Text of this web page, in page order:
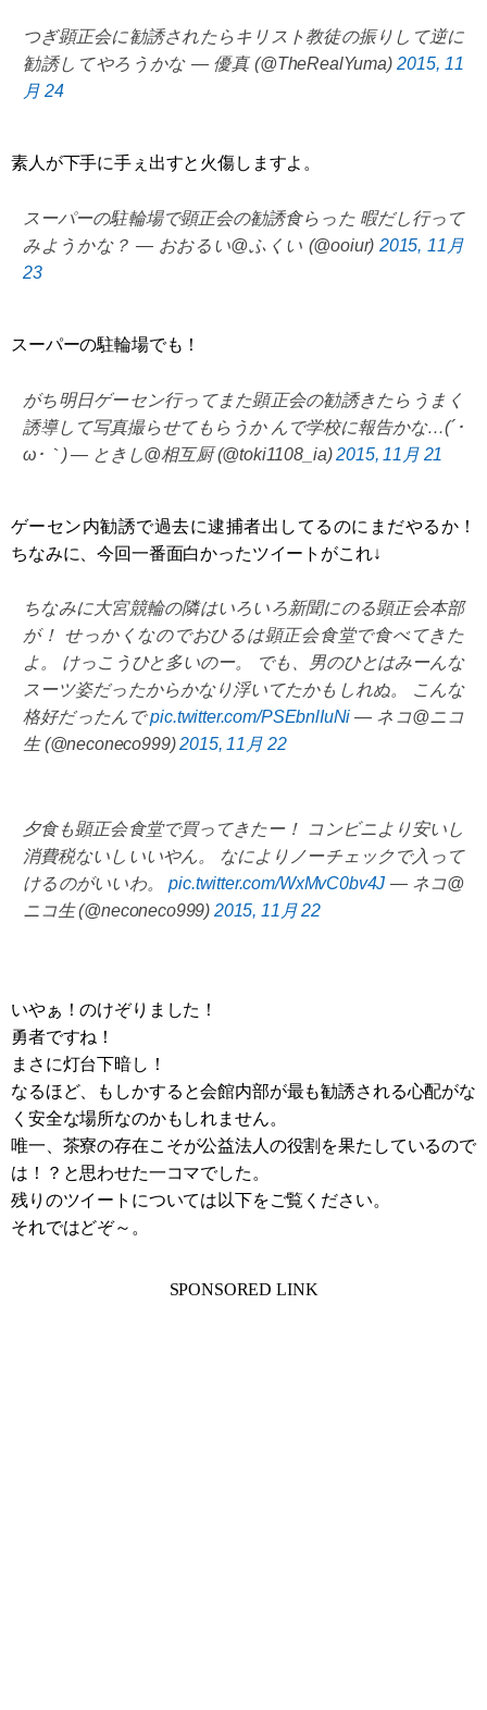
つぎ顕正会に勧誘されたらキリスト教徒の振りして逆に
勧誘してやろうかな — 優真 (@TheRealYuma)2015, 11
月 24
素人が下手に手ぇ出すと火傷しますよ。
スーパーの駐輪場で顕正会の勧誘食らった 暇だし行って
みようかな？ — おおるい@ふくい (@ooiur) 2015, 11月
23
スーパーの駐輪場でも！
がち明日ゲーセン行ってまた顕正会の勧誘きたらうまく
誘導して写真撮らせてもらうか んで学校に報告かな…(´･
ω･｀) — ときし@相互厨 (@toki1108_ia)2015, 11月 21
ゲーセン内勧誘で過去に逮捕者出してるのにまだやるか！
ちなみに、今回一番面白かったツイートがこれ↓
ちなみに大宮競輪の隣はいろいろ新聞にのる顕正会本部
が！ せっかくなのでおひるは顕正会食堂で食べてきた
よ。 けっこうひと多いのー。 でも、男のひとはみーんな
スーツ姿だったからかなり浮いてたかもしれぬ。 こんな
格好だったんでpic.twitter.com/PSEbnlIuNi — ネコ@ニコ
生 (@neconeco999)2015, 11月 22
夕食も顕正会食堂で買ってきたー！ コンビニより安いし
消費税ないしいいやん。 なによりノーチェックで入って
けるのがいいわ。pic.twitter.com/WxMvC0bv4J — ネコ@
ニコ生 (@neconeco999) 2015, 11月 22
いやぁ！のけぞりました！
勇者ですね！
まさに灯台下暗し！
なるほど、もしかすると会館内部が最も勧誘される心配がな
く安全な場所なのかもしれません。
唯一、茶寮の存在こそが公益法人の役割を果たしているので
は！？と思わせた一コマでした。
残りのツイートについては以下をご覧ください。
それではどぞ～。
SPONSORED LINK